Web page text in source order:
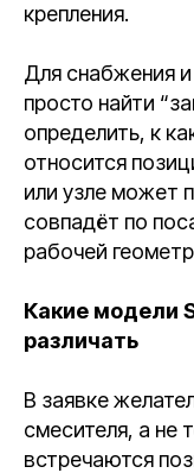
крепления.
Для снабжения
просто найти
определить, к
относится
или узле может
совпадёт по
рабочей
Какие модели
различать
В заявке
смесителя, а не
встречаются